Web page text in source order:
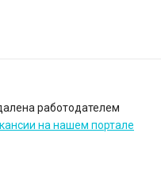
работодателем
на нашем портале